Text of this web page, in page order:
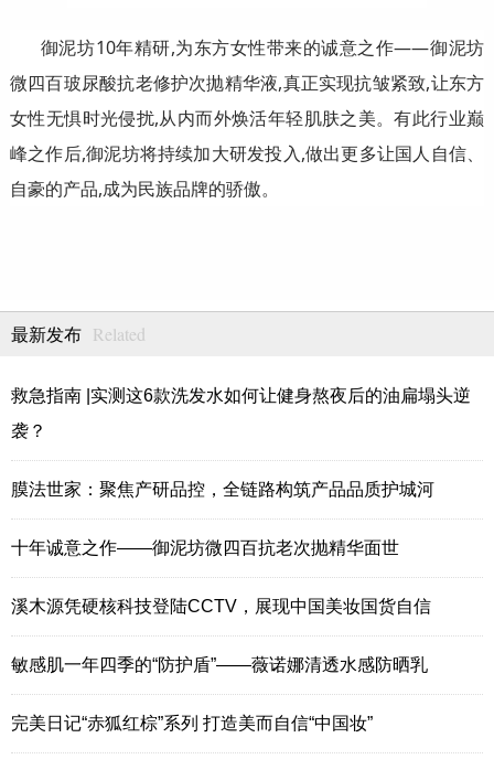
御泥坊10年精研,为东方女性带来的诚意之作——御泥坊
微四百玻尿酸抗老修护次抛精华液,真正实现抗皱紧致,让东方
女性无惧时光侵扰,从内而外焕活年轻肌肤之美。有此行业巅
峰之作后,御泥坊将持续加大研发投入,做出更多让国人自信、
自豪的产品,成为民族品牌的骄傲。
最新发布 Related
救急指南 |实测这6款洗发水如何让健身熬夜后的油扁塌头逆
袭？
膜法世家：聚焦产研品控，全链路构筑产品品质护城河
十年诚意之作——御泥坊微四百抗老次抛精华面世
溪木源凭硬核科技登陆CCTV，展现中国美妆国货自信
敏感肌一年四季的“防护盾”——薇诺娜清透水感防晒乳
完美日记“赤狐红棕”系列 打造美而自信“中国妆”